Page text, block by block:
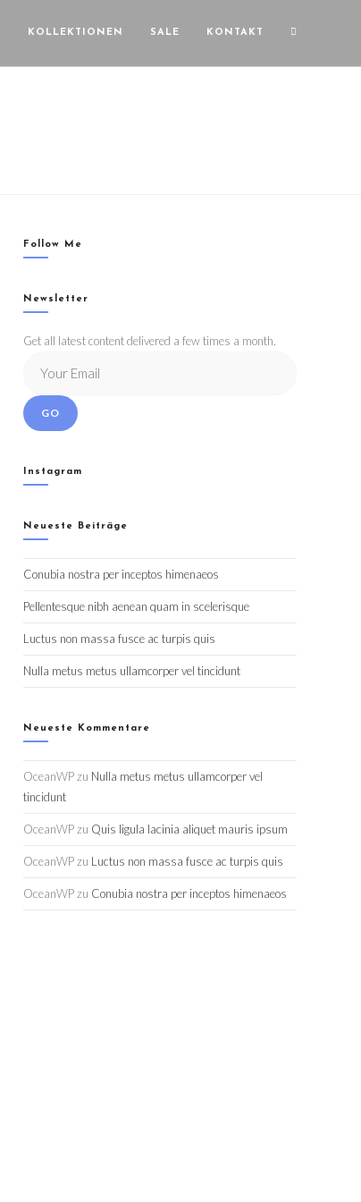
KOLLEKTIONEN SALE KONTAKT
Follow Me
Newsletter
Get all latest content delivered a few times a month.
GO
Instagram
Neueste Beiträge
Conubia nostra per inceptos himenaeos
Pellentesque nibh aenean quam in scelerisque
Luctus non massa fusce ac turpis quis
Nulla metus metus ullamcorper vel tincidunt
Neueste Kommentare
OceanWP zu Nulla metus metus ullamcorper vel
tincidunt
OceanWP zu Quis ligula lacinia aliquet mauris ipsum
OceanWP zu Luctus non massa fusce ac turpis quis
OceanWP zu Conubia nostra per inceptos himenaeos